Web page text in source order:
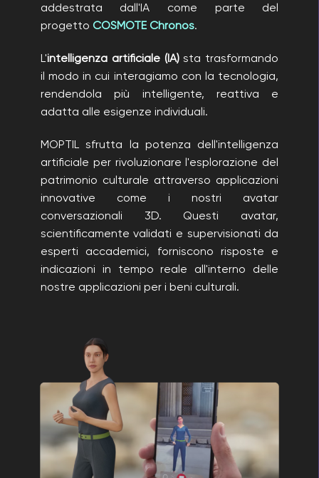
addestrata dall'IA come parte del
progetto COSMOTE Chronos.
L'intelligenza artificiale (IA)sta trasformando
il modo in cui interagiamo con la tecnologia,
rendendola più intelligente, reattiva e
adatta alle esigenze individuali.
MOPTIL sfrutta la potenza dell'intelligenza
artificiale per rivoluzionare l'esplorazione del
patrimonio culturale attraverso applicazioni
innovative come i nostri avatar
conversazionali 3D. Questi avatar,
scientificamente validati e supervisionati da
esperti accademici, forniscono risposte e
indicazioni in tempo reale all'interno delle
nostre applicazioni per i beni culturali.